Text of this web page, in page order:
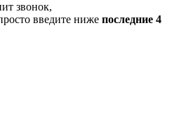
звонок,
введите ниже последние 4